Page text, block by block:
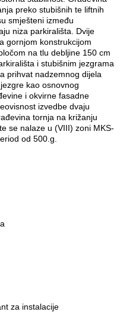
preko stubišnih te liftnih
smješteni između
niza parkirališta. Dvije
gornjom konstrukcijom
na tlu debljine 150 cm
i stubišnim jezgrama
prihvat nadzemnog dijela
kao osnovnog
i okvirne fasadne
izvedbe dvaju
tornja na križanju
se nalaze u (VIII) zoni MKS-
od 500.g.
za instalacije